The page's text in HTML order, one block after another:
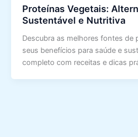
Proteínas Vegetais:
Sustentável e Nutritiva
Descubra as melhores fontes de
seus benefícios para saúde e
completo com receitas e dicas